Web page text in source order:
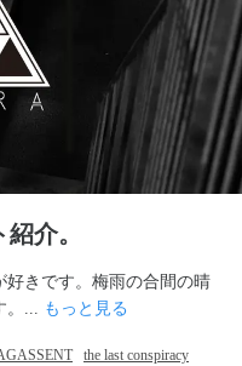
介。
好きです。梅雨の合間の晴
。... もっと見る
the last conspiracy